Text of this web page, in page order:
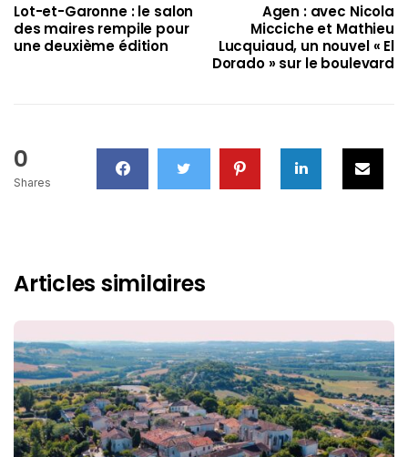
Lot-et-Garonne : le salon
des maires rempile pour
une deuxième édition
Agen : avec Nicola
Micciche et Mathieu
Lucquiaud, un nouvel « El
Dorado » sur le boulevard
0
Shares
Articles similaires